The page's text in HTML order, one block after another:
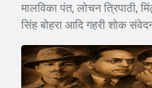
मालविका पंत, लोचन त्रिपाठी,
सिंह बोहरा आदि गहरी शोक